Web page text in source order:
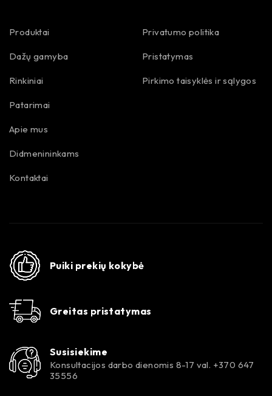
Produktai
Dažų gamyba
Rinkiniai
Patarimai
Apie mus
Didmenininkams
Kontaktai
Privatumo politika
Pristatymas
Pirkimo taisyklės ir sąlygos
Puiki prekių kokybė
Greitas pristatymas
Susisiekime
Konsultacijos darbo dienomis 8-17 val. +370 647
35556